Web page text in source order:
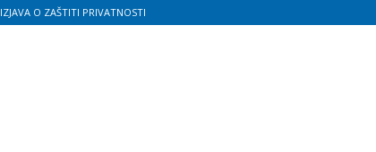
IZJAVA O ZAŠTITI PRIVATNOSTI